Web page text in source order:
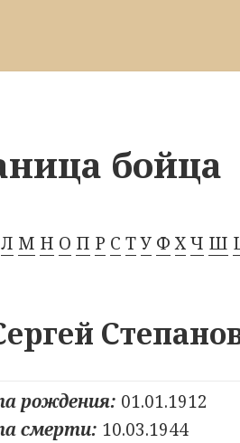
бойца
Л М Н О П Р С ТУ Ф Х Ч Ш
рождения: 01.01.1912
смерти: 10.03.1944